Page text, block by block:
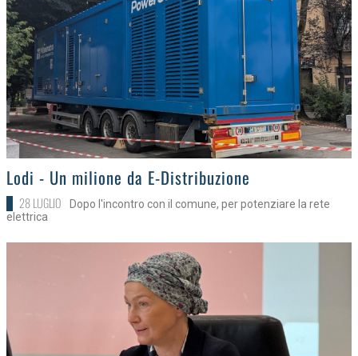
>Lodi - Un milione da E-Distribuzione
28 LUGLIO
Dopo l'incontro con il comune, per potenziare la rete
elettrica